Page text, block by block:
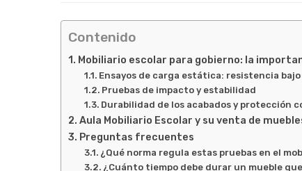
Contenido
Mobiliario escolar para gobierno: la
Ensayos de carga estática: resistencia
Pruebas de impacto y estabilidad
Durabilidad de los acabados y protección
Aula Mobiliario Escolar y su venta de
Preguntas frecuentes
¿Qué norma regula estas pruebas en el
¿Cuánto tiempo debe durar un mueble